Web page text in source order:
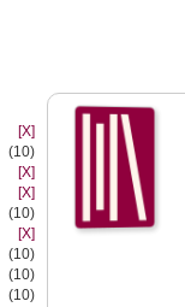
[X]
(10)
[X]
[X]
(10)
[X]
(10)
(10)
(10)